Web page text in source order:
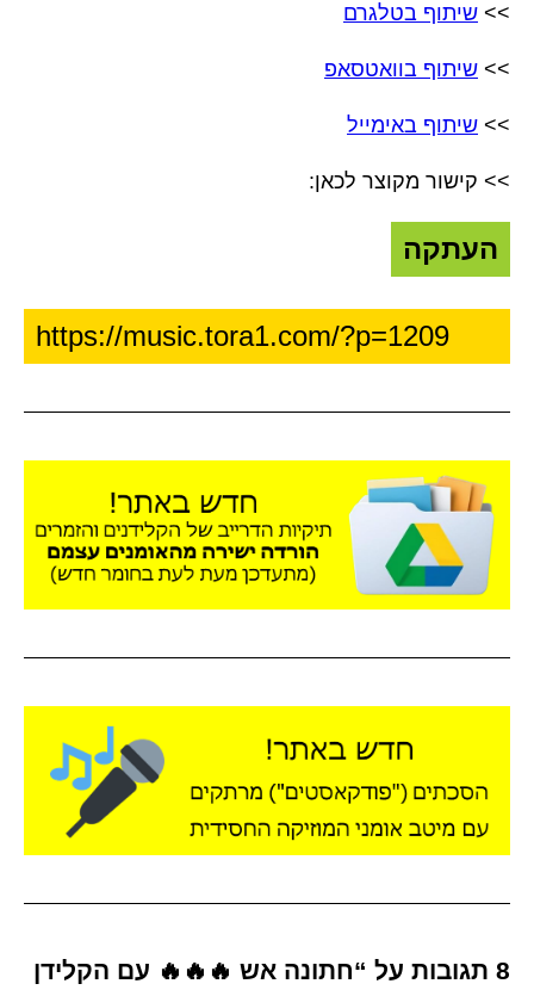
>> שיתוף בטלגרם
>> שיתוף בוואטסאפ
>> שיתוף באימייל
>> קישור מקוצר לכאן:
העתקה
8 תגובות על “חתונה אש 🔥🔥🔥 עם הקלידן